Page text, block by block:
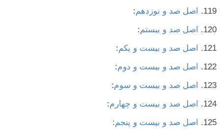
اصل صد و نوزدهم:
اصل صد و بیستم:
اصل صد و بیست و یکم:
اصل صد و بیست و دوم:
اصل صد و بیست و سوم:
اصل صد و بیست و چهارم:
اصل صد و بیست و پنجم: